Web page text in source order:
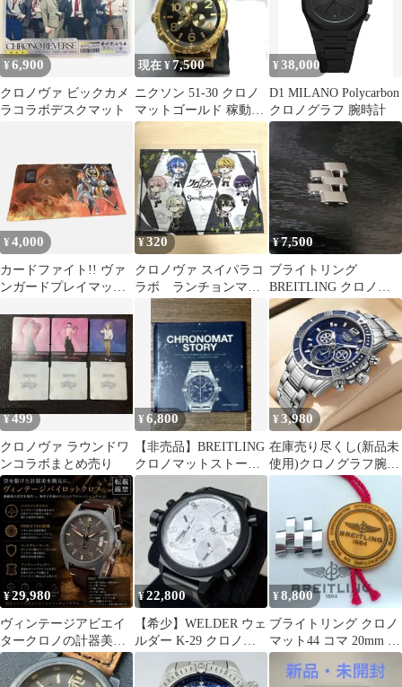
¥6,900
クロノヴァ ビックカメ
ラコラボデスクマット
現在 ¥7,500
ニクソン 51-30 クロノ
マットゴールド 稼動品
中古
¥ 38,000
D1 MILANO Polycarbon
クロノグラフ 腕時計
¥4,000
カードファイト!! ヴァ
ンガードプレイマッ
ェット・ドラゴン
¥320
クロノヴァ スイパラコ
ラボ ランチョンマッ
¥7,500
ブライトリング
BREITLING クロノマ
ット・エボリューショ
ン コマ 駒
¥499
クロノヴァ ラウンドワ
ンコラボまとめ売り
¥6,800
【非売品】BREITLING
クロノマットストーリ
ーフォトブック
¥3,980
在庫売り尽くし(新品未
使用)クロノグラフ腕時
¥29,980
ヴィンテージアビエイ
タークロノの計器美の
風格を腕元に【国産
VK63搭載/新品】①
¥22,800
【希少】WELDER ウェ
ルダー K-29 クロノグ
ラフ 腕時計 ブラック
¥8,800
ブライトリング クロノ
マット44 コマ 20mm タ
グ ボックス ハンドブッ